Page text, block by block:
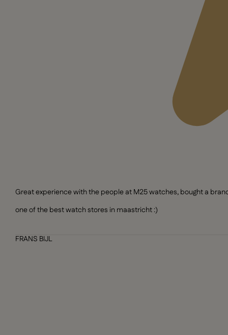
Great experience with the people at M25 watches, bought a
one of the best watch stores in maastricht :)
FRANS BIJL